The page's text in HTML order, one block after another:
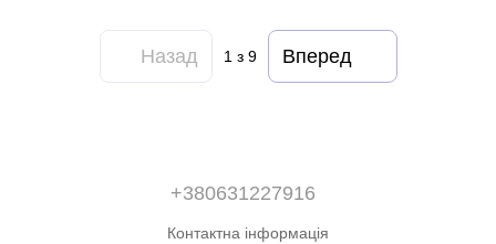
Назад 1 з 9 Вперед
+380631227916
Контактна інформація